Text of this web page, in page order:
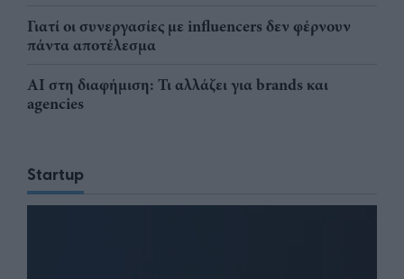
Γιατί οι συνεργασίες με influencers δεν φέρνουν
πάντα αποτέλεσμα
AI στη διαφήμιση: Τι αλλάζει για brands και
agencies
Startup